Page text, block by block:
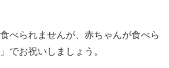
べられませんが、赤ちゃんが食べら
でお祝いしましょう。